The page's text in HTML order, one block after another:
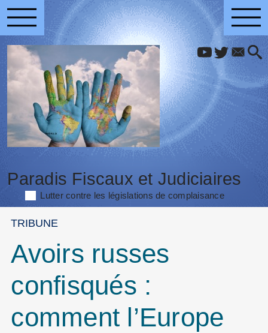
Paradis Fiscaux et Judiciaires
Lutter contre les législations de complaisance
TRIBUNE
Avoirs russes
confisqués :
comment l’Europe